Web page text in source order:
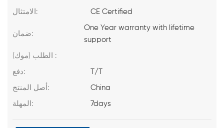
الامتثال: CE Certified
ضمان:
One Year warranty with lifetime
support
الطلب (موك) :
دفع: T/T
أصل المنتج: China
المهلة: 7days